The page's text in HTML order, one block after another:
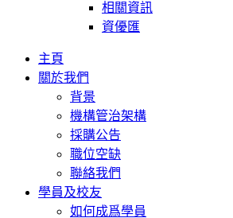
相關資訊
資優匯
主頁
關於我們
背景
機構管治架構
採購公告
職位空缺
聯絡我們
學員及校友
如何成爲學員